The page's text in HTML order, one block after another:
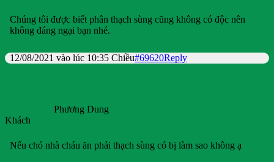
Chúng tôi được biết phân thạch sùng cũng không có độc nên
không đáng ngại bạn nhé.
12/08/2021 vào lúc 10:35 Chiều#69620Reply
Phương Dung
Khách
Nếu chó nhà cháu ăn phải thạch sùng có bị làm sao không ạ